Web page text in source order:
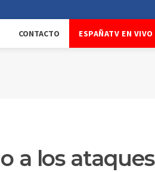
CONTACTO ESPAÑATV EN VIVO
a los ataques